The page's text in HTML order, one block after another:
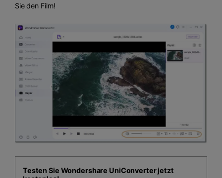
Sie den Film!
Testen Sie Wondershare UniConverter jetzt